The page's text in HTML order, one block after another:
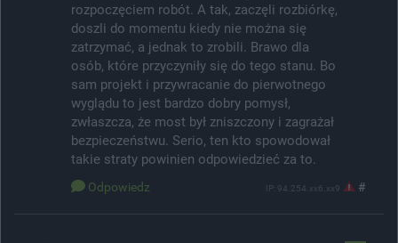
rozpoczęciem robót. A tak, zaczęli rozbiórkę,
doszli do momentu kiedy nie można się
zatrzymać, a jednak to zrobili. Brawo dla
osób, które przyczyniły się do tego stanu. Bo
sam projekt i przywracanie do pierwotnego
wyglądu to jest bardzo dobry pomysł,
zwłaszcza, że most był zniszczony i zagrażał
bezpieczeństwu. Serio, ten kto spowodował
takie straty powinien odpowiedzieć za to.
Odpowiedz IP: 94.254.xx6.xx9 #